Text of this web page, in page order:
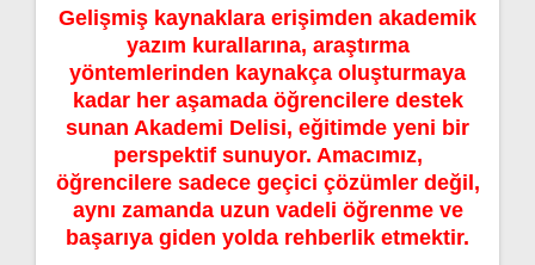
Gelişmiş kaynaklara erişimden akademik
yazım kurallarına, araştırma
yöntemlerinden kaynakça oluşturmaya
kadar her aşamada öğrencilere destek
sunan Akademi Delisi, eğitimde yeni bir
perspektif sunuyor. Amacımız,
öğrencilere sadece geçici çözümler değil,
aynı zamanda uzun vadeli öğrenme ve
başarıya giden yolda rehberlik etmektir.